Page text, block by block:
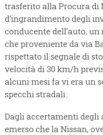
trasferito alla Procura di
d’ingrandimento degli
conducente dell’auto,
che proveniente da via
rispettato il segnale di
velocità di 30 km/h
alcuni mesi fa vi era un
specchi stradali.
Dagli accertamenti degli
emerso che la Nissan,